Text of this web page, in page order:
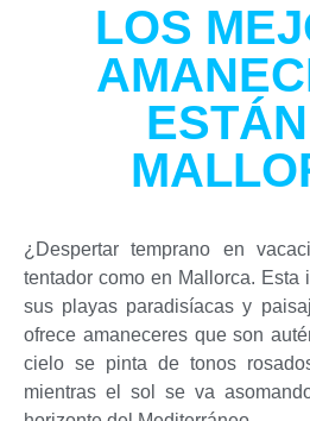
LOS
¿Despertar temprano en
tentador como en Mallorca. Esta
sus playas paradisíacas y
ofrece amaneceres que son
cielo se pinta de tonos
mientras el sol se va